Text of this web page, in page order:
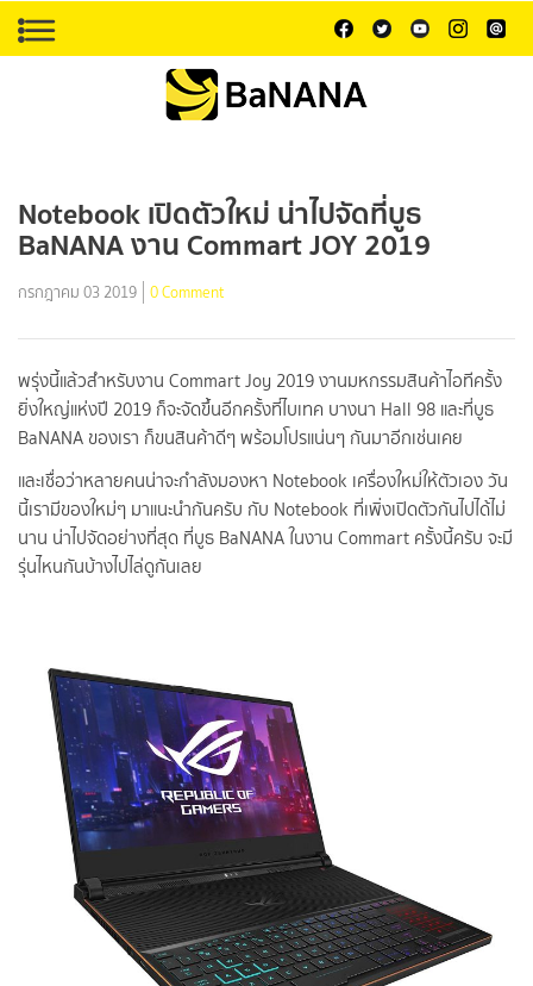
Notebook เปิดตัวใหม่ น่าไปจัดที่บูธ
BaNANA งาน Commart JOY 2019
กรกฎาคม 03 2019 0 Comment
พรุ่งนี้แล้วสำหรับงาน Commart Joy 2019 งานมหกรรมสินค้าไอทีครั้ง
ยิ่งใหญ่แห่งปี 2019 ก็จะจัดขึ้นอีกครั้งที่ไบเทค บางนา Hall 98 และที่บูธ
BaNANA ของเรา ก็ขนสินค้าดีๆ พร้อมโปรแน่นๆ กันมาอีกเช่นเคย
และเชื่อว่าหลายคนน่าจะกำลังมองหา Notebook เครื่องใหม่ให้ตัวเอง วัน
นี้เรามีของใหม่ๆ มาแนะนำกันครับ กับ Notebook ที่เพิ่งเปิดตัวกันไปได้ไม่
นาน น่าไปจัดอย่างที่สุด ที่บูธ BaNANA ในงาน Commart ครั้งนี้ครับ จะมี
รุ่นไหนกันบ้างไปไล่ดูกันเลย